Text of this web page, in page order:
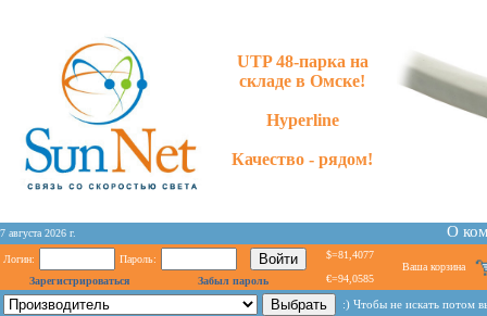
UTP 48-парка на
складе в Омске!
Hyperline
Качество - рядом!
7 августа 2026 г. О
Логин:
Пароль:
Зарегистрироваться
Забыл пароль
$=81,4077
€=94,0585
Ваша корзина
:) Чтобы не искать потом